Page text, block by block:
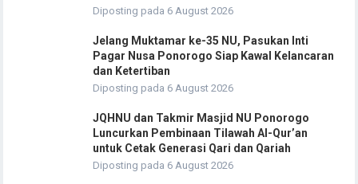
Diposting pada 6 August 2026
Jelang Muktamar ke-35 NU, Pasukan Inti
Pagar Nusa Ponorogo Siap Kawal Kelancaran
dan Ketertiban
Diposting pada 6 August 2026
JQHNU dan Takmir Masjid NU Ponorogo
Luncurkan Pembinaan Tilawah Al-Qur’an
untuk Cetak Generasi Qari dan Qariah
Diposting pada 6 August 2026